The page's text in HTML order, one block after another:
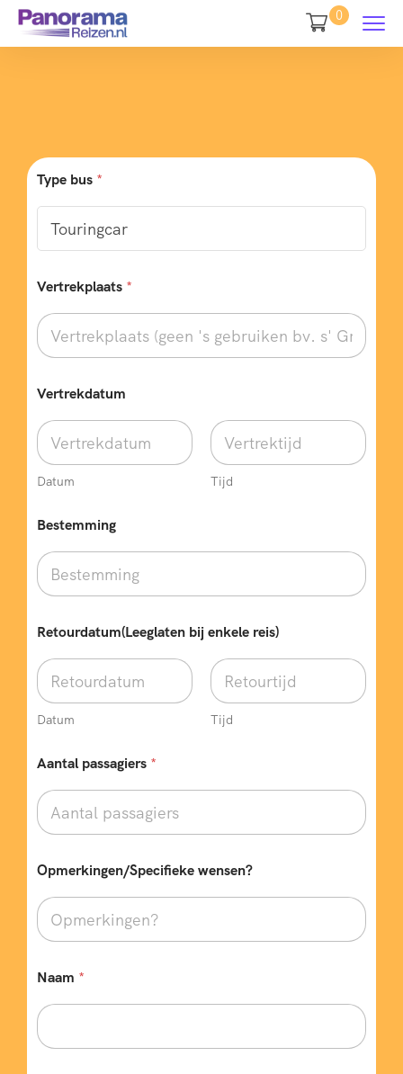
0
Type bus *
Vertrekplaats *
e
s
e
n
?
e
i
)
*
Vertrekdatum
Datum Tijd
Bestemming
Retourdatum(Leeglaten bij enkele reis)
Datum Tijd
Aantal passagiers *
Opmerkingen/Specifieke wensen?
Naam *